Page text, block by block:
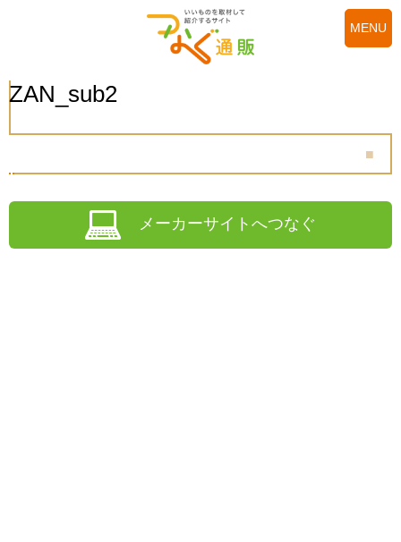
MENU
ZAN_sub2
メーカーサイトへつなぐ